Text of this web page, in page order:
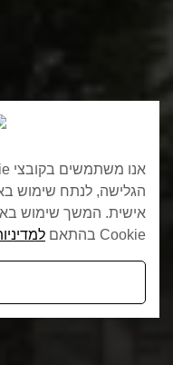
הגלישה, לנתח שימוש
אישית. המשך שימוש
Cookie בהתאם